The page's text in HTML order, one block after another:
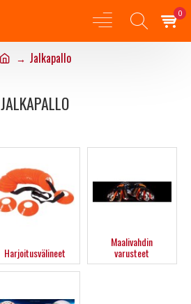
0
Jalkapallo
JALKAPALLO
Harjoitusvälineet
Maalivahdin
varusteet